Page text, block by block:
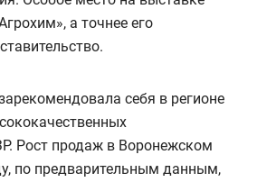
а точнее его
себя в регионе
Рост продаж в Воронежском
по предварительным данным,